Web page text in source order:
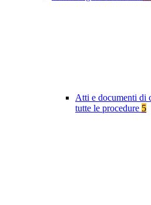
Atti e documenti di
tutte le procedure 5